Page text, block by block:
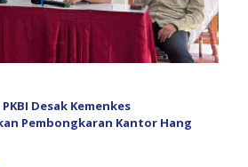
Desak Kemenkes
Pembongkaran Kantor Hang